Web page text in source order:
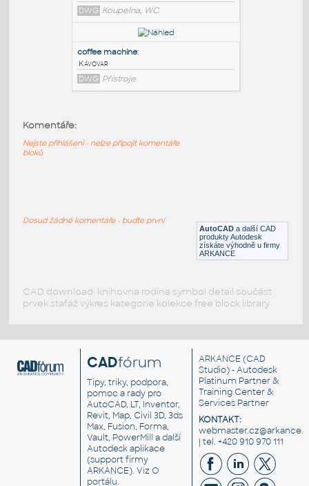
MACHINE ETEC:
Obráběcí centrum ETEC
DWG
DWG Koupelna, WC
DWG Přístroje AutoCAD a další CAD
produkty Autodesk
získáte výhodně u firmy
ARKANCE
Komentáře:
Nejste přihlášeni - nelze připojit komentáře
bloků
Dosud žádné komentáře - buďte první
CAD download: knihovna rodina symbol detail součást
prvek stafáž výkres kategorie kolekce free block library
CADfórum
Tipy, triky, podpora,
pomoc a rady pro
AutoCAD, LT, Inventor,
Revit, Map, Civil 3D, 3ds
Max, Fusion, Forma,
Vault, PowerMill a další
Autodesk aplikace
(support firmy
ARKANCE). VizO
portálu.
ARKANCE (CAD
Studio) - Autodesk
Platinum Partner &
Training Center &
Services Partner
KONTAKT:
| tel. +420 910 970 111